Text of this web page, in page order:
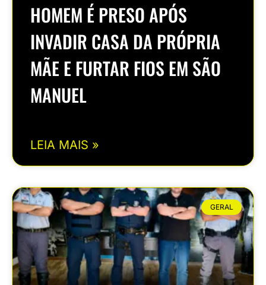
HOMEM É PRESO APÓS
INVADIR CASA DA PRÓPRIA
MÃE E FURTAR FIOS EM SÃO
MANUEL
LEIA MAIS »
GERAL